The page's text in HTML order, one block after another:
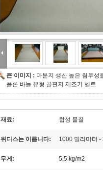
큰 이미지 : 마분지 생산 높은 침투성
플론 바늘 유형 골판지 제조기 벨트
재료: 합성 물질
위디스는 이릅니다: 1000 밀리미터 -
무게: 5.5 kg/m2